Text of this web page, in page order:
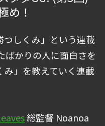
n
め！
つしくみ」という連載
ばかりの人に面白さを
み」を教えていく連載
総監督 Noanoa